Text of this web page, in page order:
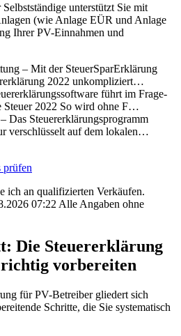
unterstützt Sie mit
(wie Anlage EÜR und Anlage
Ihrer PV-Einnahmen und
– Mit der SteuerSparErklärung
2022 unkompliziert…
führt im Frage-
Steuer 2022 So wird ohne F…
Das Steuererklärungsprogramm
verschlüsselt auf dem lokalen…
prüfen
ich an qualifizierten Verkäufen.
07:22 Alle Angaben ohne
Die Steuererklärung
vorbereiten
für PV-Betreiber gliedert sich
Schritte, die Sie systematisch